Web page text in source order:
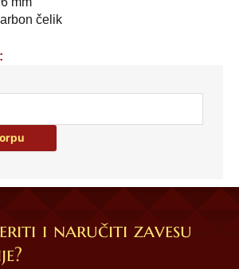
čelik
i naručiti zavesu